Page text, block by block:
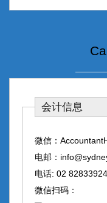
会计信息
微信：
电邮：
电话: 02 82833924
微信扫码：